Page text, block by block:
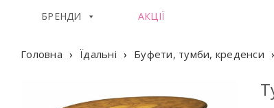
БРЕНДИ АКЦІЇ
Головна › Їдальні › Буфети, тумби, креденси ›